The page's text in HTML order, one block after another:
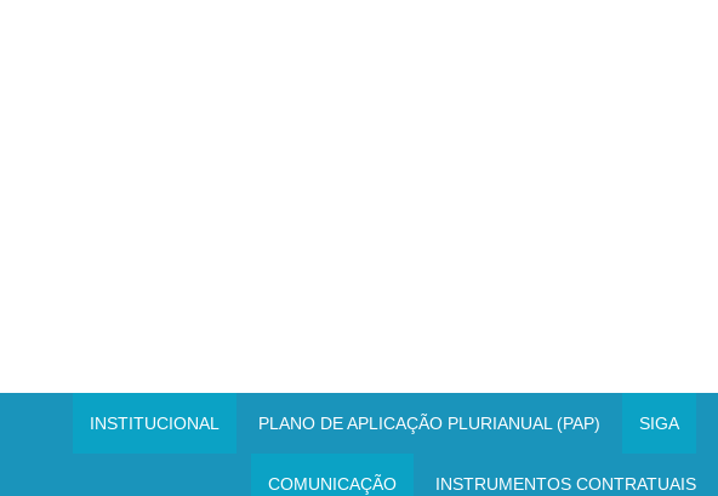
INSTITUCIONAL PLANO DE APLICAÇÃO PLURIANUAL (PAP) SIGA
COMUNICAÇÃO INSTRUMENTOS CONTRATUAIS